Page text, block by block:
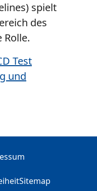
spielt
des
Rolle.
Test
und
Sitemap